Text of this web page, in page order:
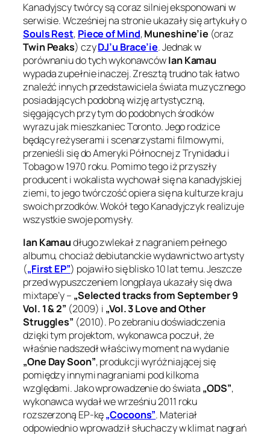
Kanadyjscy twórcy są coraz silniej eksponowani w
serwisie. Wcześniej na stronie ukazały się artykuły o
Souls Rest, Piece of Mind,Muneshine’ie (oraz
Twin Peaks) czyDJ’u Brace’ie. Jednak w
porównaniu do tych wykonawcówIan Kamau
wypada zupełnie inaczej. Zresztą trudno tak łatwo
znaleźć innych przedstawiciela świata muzycznego
posiadających podobną wizję artystyczną,
sięgających przy tym do podobnych środków
wyrazu jak mieszkaniec Toronto. Jego rodzice
będący reżyserami i scenarzystami filmowymi,
przenieśli się do Ameryki Północnej z Trynidadu i
Tobago w 1970 roku. Pomimo tego iż przyszły
producent i wokalista wychował się na kanadyjskiej
ziemi, to jego twórczość opiera się na kulturze kraju
swoich przodków. Wokół tego Kanadyjczyk realizuje
wszystkie swoje pomysły.
Ian Kamaudługo zwlekał z nagraniem pełnego
albumu, chociaż debiutanckie wydawnictwo artysty
(„First EP”) pojawiło się blisko 10 lat temu. Jeszcze
przed wypuszczeniem longplaya ukazały się dwa
mixtape’y – „Selected tracks from September 9
Vol. 1 & 2” (2009) i „Vol. 3 Love and Other
Struggles” (2010). Po zebraniu doświadczenia
dzięki tym projektom, wykonawca poczuł, że
właśnie nadszedł właściwy moment na wydanie
„One Day Soon”, produkcji wyróżniającej się
pomiędzy innymi nagraniami pod kilkoma
względami. Jako wprowadzenie do świata „ODS”,
wykonawca wydał we wrześniu 2011 roku
rozszerzoną EP-kę„Cocoons”. Materiał
odpowiednio wprowadził słuchaczy w klimat nagrań